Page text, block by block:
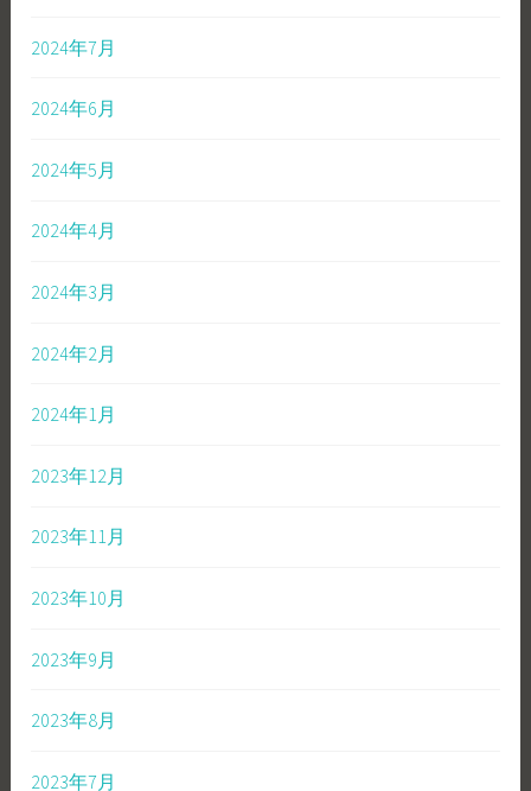
2024年7月
2024年6月
2024年5月
2024年4月
2024年3月
2024年2月
2024年1月
2023年12月
2023年11月
2023年10月
2023年9月
2023年8月
2023年7月